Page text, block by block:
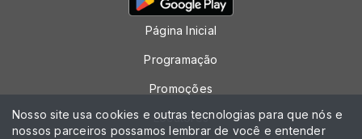
Página Inicial
Programação
Promoções
Locutores
Nosso site usa cookies e outras tecnologias para que nós e
nossos parceiros possamos lembrar de você e entender